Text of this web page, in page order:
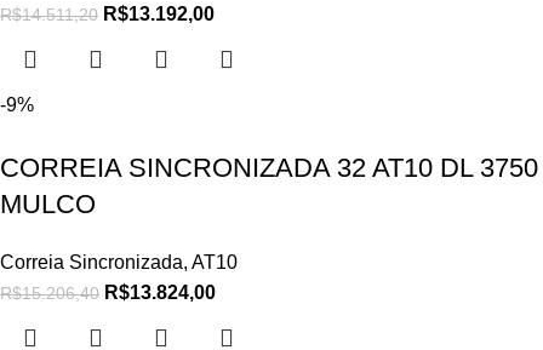
R$14.511,20 R$13.192,00
-9%
CORREIA SINCRONIZADA 32 AT10 DL 3750
MULCO
Correia Sincronizada, AT10
R$15.206,40 R$13.824,00